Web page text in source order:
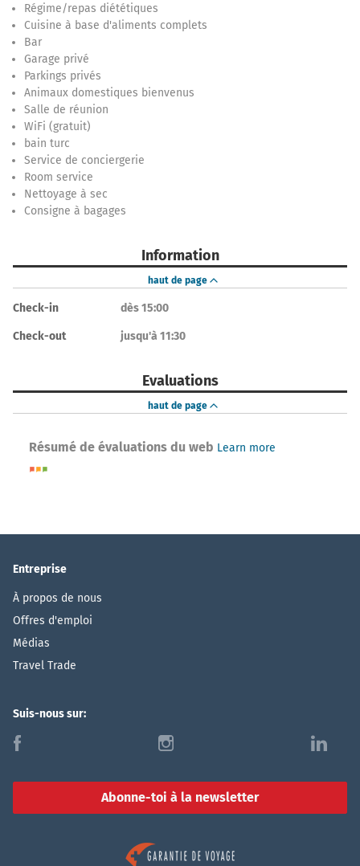
Régime/repas diététiques
Cuisine à base d'aliments complets
Bar
Garage privé
Parkings privés
Animaux domestiques bienvenus
Salle de réunion
WiFi (gratuit)
bain turc
Service de conciergerie
Room service
Nettoyage à sec
Consigne à bagages
Information
haut de page
Check-in dès 15:00
Check-out jusqu'à 11:30
Evaluations
haut de page
Résumé de évaluations du web Learn more
Entreprise
À propos de nous
Offres d'emploi
Médias
Travel Trade
Suis-nous sur:
f i l
Abonne-toi à la newsletter